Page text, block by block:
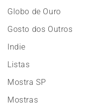
Globo de Ouro
Gosto dos Outros
Indie
Listas
Mostra SP
Mostras